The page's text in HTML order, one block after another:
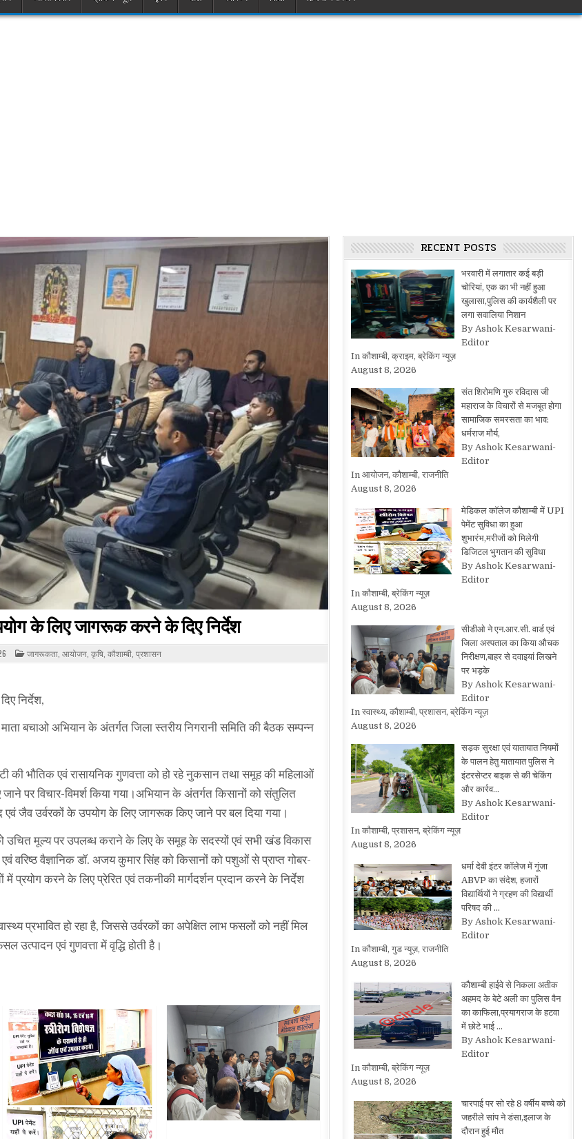
के लिए जागरूक करने के दिए निर्देश
POSTED
IN
जागरूकता, आयोजन, कृषि, कौशाम्बी, प्रशासन
निर्देश,
माता बचाओ अभियान के अंतर्गत जिला स्तरीय निगरानी समिति की बैठक सम्पन्न
की भौतिक एवं रासायनिक गुणवत्ता को हो रहे नुकसान तथा समूह की महिलाओं
जाने पर विचार-विमर्श किया गया।अभियान के अंतर्गत किसानों को संतुलित
जैव उर्वरकों के उपयोग के लिए जागरूक किए जाने पर बल दिया गया।
उचित मूल्य पर उपलब्ध कराने के लिए के समूह के सदस्यों एवं सभी खंड विकास
वरिष्ठ वैज्ञानिक डॉ. अजय कुमार सिंह को किसानों को पशुओं से प्राप्त गोबर-
प्रयोग करने के लिए प्रेरित एवं तकनीकी मार्गदर्शन प्रदान करने के निर्देश
प्रभावित हो रहा है, जिससे उर्वरकों का अपेक्षित लाभ फसलों को नहीं मिल
उत्पादन एवं गुणवत्ता में वृद्धि होती है।
RECENT POSTS
भरवारी में लगातार कई बड़ी
चोरियां, एक का भी नहीं हुआ
खुलासा,पुलिस की कार्यशैली पर
लगा सवालिया निशान
By Ashok Kesarwani-
Editor
In कौशाम्बी, क्राइम, ब्रेकिंग न्यूज़
August 8, 2026
संत शिरोमणि गुरु रविदास जी
महाराज के विचारों से मजबूत होगा
सामाजिक समरसता का भाव:
धर्मराज मौर्य,
By Ashok Kesarwani-
Editor
In आयोजन, कौशाम्बी, राजनीति
August 8, 2026
मेडिकल कॉलेज कौशाम्बी में UPI
पेमेंट सुविधा का हुआ
शुभारंभ,मरीजों को मिलेगी
डिजिटल भुगतान की सुविधा
By Ashok Kesarwani-
Editor
In कौशाम्बी, ब्रेकिंग न्यूज़
August 8, 2026
सीडीओ ने एन.आर.सी. वार्ड एवं
जिला अस्पताल का किया औचक
निरीक्षण,बाहर से दवाइयां लिखने
पर भड़के
By Ashok Kesarwani-
Editor
In स्वास्थ्य, कौशाम्बी, प्रशासन, ब्रेकिंग न्यूज़
August 8, 2026
सड़क सुरक्षा एवं यातायात नियमों
के पालन हेतु यातायात पुलिस ने
इंटरसेप्टर बाइक से की चेकिंग
और कार्रव…
By Ashok Kesarwani-
Editor
In कौशाम्बी, प्रशासन, ब्रेकिंग न्यूज़
August 8, 2026
धर्मा देवी इंटर कॉलेज में गूंजा
ABVP का संदेश, हजारों
विद्यार्थियों ने ग्रहण की विद्यार्थी
परिषद की …
By Ashok Kesarwani-
Editor
In कौशाम्बी, गुड न्यूज़, राजनीति
August 8, 2026
कौशाम्बी हाईवे से निकला अतीक
अहमद के बेटे अली का पुलिस वैन
का काफिला,प्रयागराज के हटवा
में छोटे भाई …
By Ashok Kesarwani-
Editor
In कौशाम्बी, ब्रेकिंग न्यूज़
August 8, 2026
चारपाई पर सो रहे 8 वर्षीय बच्चे को
जहरीले सांप ने डंसा,इलाज के
दौरान हुई मौत